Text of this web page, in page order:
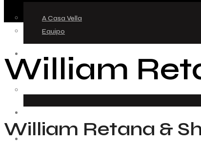
A Casa Vella
Equipo
Como funciona
MEDIACIÓN
William
William Retana &